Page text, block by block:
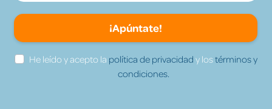
¡Apúntate!
He leído y acepto la política de privacidad y lostérminos y
condiciones.